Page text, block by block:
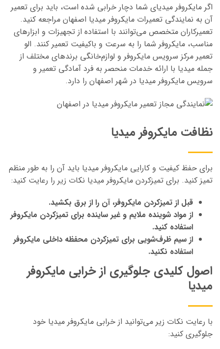
اگر مایکروفر میدیای شما دچار خرابی شده است، باید برای تعمیر
آن به نمایندگی تعمیرات مایکروفر میدیا اصفهان مراجعه کنید.
تعمیرکاران متخصص می‌توانند با استفاده از تجهیزات و ابزارهای
مناسب، مایکروفر شما را به سرعت و باکیفیت تعمیر کنند. الو
تعمیر مرکز سرویس مایکروفر و لوازم‌خانگی برندهای مختلف از
جمله میدیا با ارائه خدمات منحصر به فرد آمادگی تعمیر و
سرویس مایکروفر میدیا در شهر اصفهان را دارد.
نظافت مایکروفر میدیا
برای حفظ کیفیت و کارایی مایکروفر میدیا باید آن را به طور منظم
تمیز کنید. برای تمیزکردن مایکروفر میدیا نکات زیر را رعایت کنید:
قبل از تمیزکردن مایکروفر، آن را از برق بکشید.
از مواد شوینده ملایم و غیر ساینده برای تمیزکردن مایکروفر
استفاده کنید.
از سیم ظرف‌شویی برای تمیزکردن محفظه داخلی مایکروفر
استفاده نکنید.
اصول کلیدی جلوگیری از خرابی مایکروفر
میدیا
با رعایت نکات زیر می‌توانید از خرابی مایکروفر میدیا خود
جلوگیری کنید: